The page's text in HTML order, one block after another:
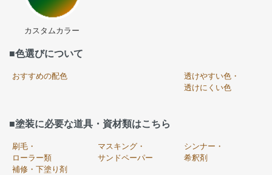
カスタムカラー
■色選びについて
おすすめの配色
透けやすい色・
透けにくい色
■塗装に必要な道具・資材類はこちら
刷毛・
ローラー類
マスキング・
サンドペーパー
シンナー・
希釈剤
補修・下塗り剤